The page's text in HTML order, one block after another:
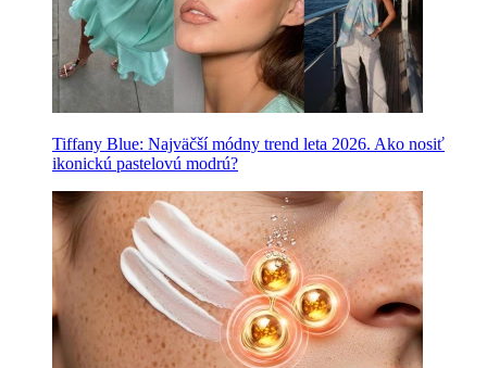
Tiffany Blue: Najväčší módny trend leta 2026. Ako nosiť
ikonickú pastelovú modrú?